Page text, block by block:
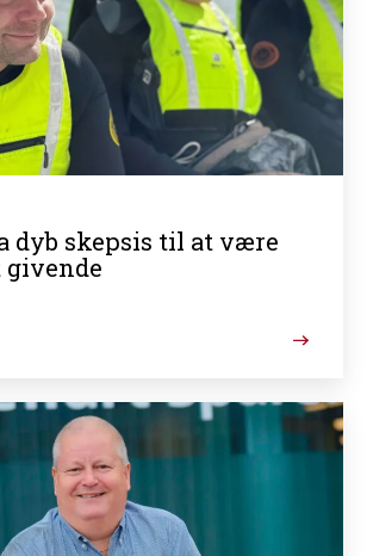
dyb skepsis til at være